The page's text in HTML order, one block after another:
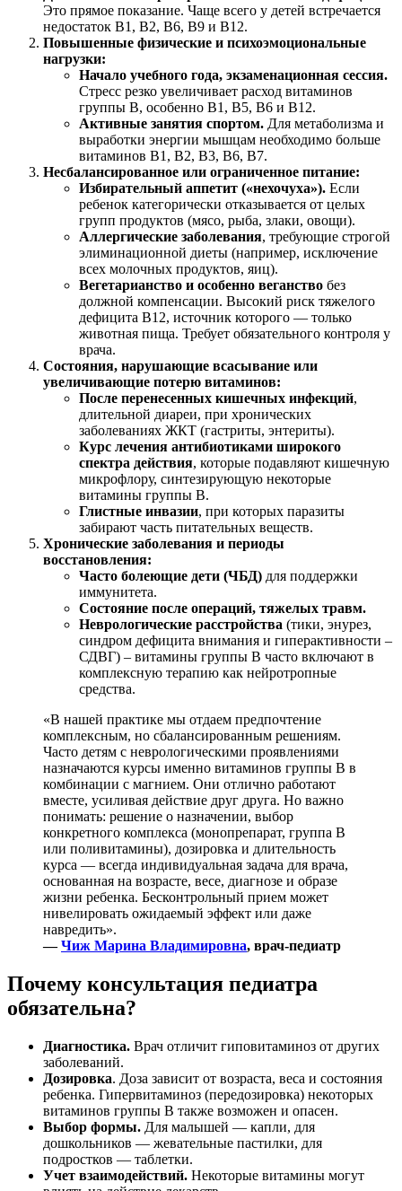
Это прямое показание. Чаще всего у детей встречается
недостаток B1, B2, B6, B9 и B12.
Повышенные физические и психоэмоциональные
нагрузки:
Начало учебного года, экзаменационная сессия.
Стресс резко увеличивает расход витаминов
группы B, особенно B1, B5, B6 и B12.
Активные занятия спортом. Для метаболизма и
выработки энергии мышцам необходимо больше
витаминов B1, B2, B3, B6, B7.
Несбалансированное или ограниченное питание:
Избирательный аппетит («нехочуха»). Если
ребенок категорически отказывается от целых
групп продуктов (мясо, рыба, злаки, овощи).
Аллергические заболевания, требующие строгой
элиминационной диеты (например, исключение
всех молочных продуктов, яиц).
Вегетарианство и особенно веганство без
должной компенсации. Высокий риск тяжелого
дефицита B12, источник которого — только
животная пища. Требует обязательного контроля у
врача.
Состояния, нарушающие всасывание или
увеличивающие потерю витаминов:
После перенесенных кишечных инфекций,
длительной диареи, при хронических
заболеваниях ЖКТ (гастриты, энтериты).
Курс лечения антибиотиками широкого
спектра действия, которые подавляют кишечную
микрофлору, синтезирующую некоторые
витамины группы B.
Глистные инвазии, при которых паразиты
забирают часть питательных веществ.
Хронические заболевания и периоды
восстановления:
Часто болеющие дети (ЧБД) для поддержки
иммунитета.
Состояние после операций, тяжелых травм.
Неврологические расстройства (тики, энурез,
синдром дефицита внимания и гиперактивности –
СДВГ) – витамины группы B часто включают в
комплексную терапию как нейротропные
средства.
«В нашей практике мы отдаем предпочтение
комплексным, но сбалансированным решениям.
Часто детям с неврологическими проявлениями
назначаются курсы именно витаминов группы B в
комбинации с магнием. Они отлично работают
вместе, усиливая действие друг друга. Но важно
понимать: решение о назначении, выбор
конкретного комплекса (монопрепарат, группа B
или поливитамины), дозировка и длительность
курса — всегда индивидуальная задача для врача,
основанная на возрасте, весе, диагнозе и образе
жизни ребенка. Бесконтрольный прием может
нивелировать ожидаемый эффект или даже
навредить».
—Чиж Марина Владимировна, врач-педиатр
Почему консультация педиатра
обязательна?
Диагностика. Врач отличит гиповитаминоз от других
заболеваний.
Дозировка. Доза зависит от возраста, веса и состояния
ребенка. Гипервитаминоз (передозировка) некоторых
витаминов группы B также возможен и опасен.
Выбор формы. Для малышей — капли, для
дошкольников — жевательные пастилки, для
подростков — таблетки.
Учет взаимодействий. Некоторые витамины могут